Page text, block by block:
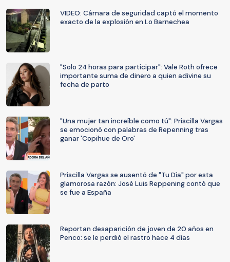
VIDEO: Cámara de seguridad captó el momento
exacto de la explosión en Lo Barnechea
"Solo 24 horas para participar": Vale Roth ofrece
importante suma de dinero a quien adivine su
fecha de parto
"Una mujer tan increíble como tú": Priscilla Vargas
se emocionó con palabras de Repenning tras
ganar 'Copihue de Oro'
Priscilla Vargas se ausentó de "Tu Día" por esta
glamorosa razón: José Luis Reppening contó que
se fue a España
Reportan desaparición de joven de 20 años en
Penco: se le perdió el rastro hace 4 días